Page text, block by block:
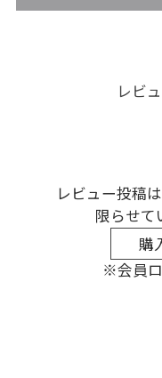
レビ
レビュー投稿
限らせて
購
※会員ロ